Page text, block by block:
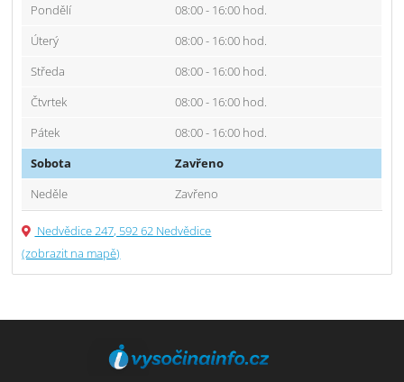
Pondělí
08:00 - 16:00 hod.
Úterý
08:00 - 16:00 hod.
Středa
08:00 - 16:00 hod.
Čtvrtek
08:00 - 16:00 hod.
Pátek
08:00 - 16:00 hod.
Sobota
Zavřeno
Neděle
Zavřeno
Nedvědice 247, 592 62 Nedvědice
(zobrazit na mapě)